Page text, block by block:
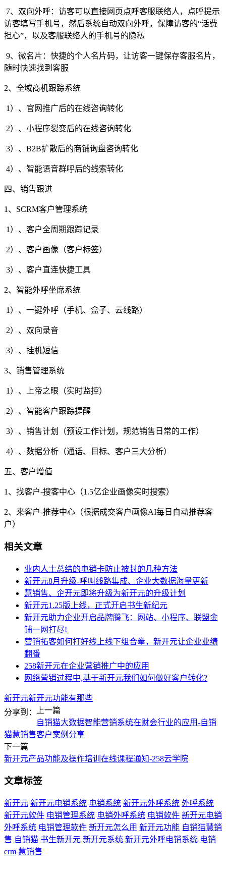
7、双向外呼：访客可以直接网页点呼客服联络人，点呼提示
访客填写手机号，然后系统自动双向外呼，保障访客的“话费
担心”，以及客服联络人的手机号的隐私
9、微名片：快捷的个人名片码，让访客一键保存客服名片，
随时快速找到客服
2、全域商机跟踪系统
1）、官网推广后的在线咨询转化
2）、小程序裂变后的在线咨询转化
3）、B2B扩散后的商铺询盘咨询转化
4）、智能语音群呼后的线索转化
四、销售跟进
1、SCRM客户管理系统
1）、客户全周期跟踪记录
2）、客户画像（客户标签）
3）、客户直连快捷工具
2、智能外呼坐席系统
1）、一键外呼（手机、盒子、云线路）
2）、双向录音
3）、挂机短信
3、销售管理系统
1）、上帝之眼（实时监控）
2）、智能客户跟踪提醒
3）、销售计划（预设工作计划，规范销售日常的工作）
4）、数据分析（通话、目标、客户三大分析）
五、客户增值
1、找客户-搜客中心（1.5亿企业画像实时搜索）
2、来客户-推荐中心（根据成交客户画像AI每日自动推荐客
户）
相关文章
业内人士总结的电销卡防止被封的几种方法
新开元8月升级-呼叫线路集成、企业大数据海量更新
慧销售、企开元即将升级为新开元的升级计划
新开元1.25版上线，正式开启书生新纪元
新开元助力企业开启品牌腾飞：网站、小程序、联盟金
铺一网打尽!
营销拓客如何打好线上线下组合拳，新开元让企业业绩
翻番
258新开元在企业营销推广中的应用
网络营销过程中,基于新开元我们如何做好客户转化?
新开元新开元功能有那些
分享到：
上一篇
自销猫大数据智能营销系统在财会行业的应用-自销
猫慧销售客户案例分享
下一篇
新开元产品功能及操作培训在线课程通知-258云学院
文章标签
新开元 新开元电销系统 电销系统 新开元外呼系统 外呼系统
新开元软件 电销管理系统 电销外呼系统 电销软件 新开元电销
外呼系统 电销管理软件 新开元怎么用 新开元功能 自销猫慧销
售 自销猫 书生新开元 新开元系统 新开元外呼电销系统 电销
crm 慧销售